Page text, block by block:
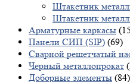
Штакетник
Штакетник
Арматурные каркасы
Панели СИП (SIP) (69)
Сварной решетчатый
Черный металлопрокат
Доборные элементы (84)